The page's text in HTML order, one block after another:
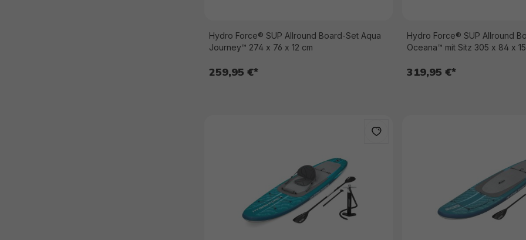
Hydro Force® SUP Allround Board-Set Aqua
Journey™ 274 x 76 x 12 cm
259,95 €*
Hydro Force® SUP Allround
Oceana™ mit Sitz 305 x 84 x
319,95 €*